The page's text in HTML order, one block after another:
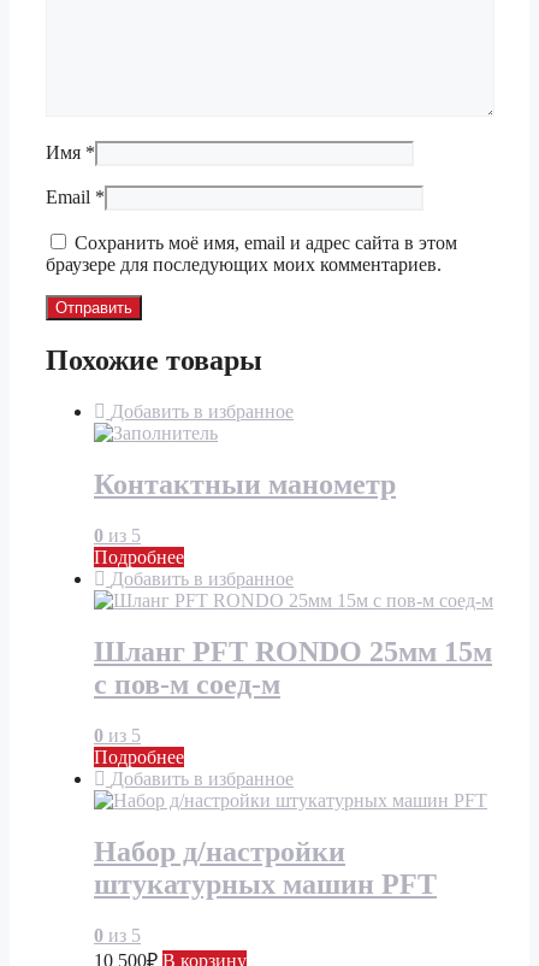
Имя *
Email *
Сохранить моё имя, email и адрес сайта в этом
браузере для последующих моих комментариев.
Похожие товары
Добавить в избранное
Контактныи манометр
0 из 5
Подробнее
Добавить в избранное
Шланг PFT RONDO 25мм 15м
с пов-м соед-м
0 из 5
Подробнее
Добавить в избранное
Набор д/настройки
штукатурных машин PFT
0 из 5
10 500₽ В корзину